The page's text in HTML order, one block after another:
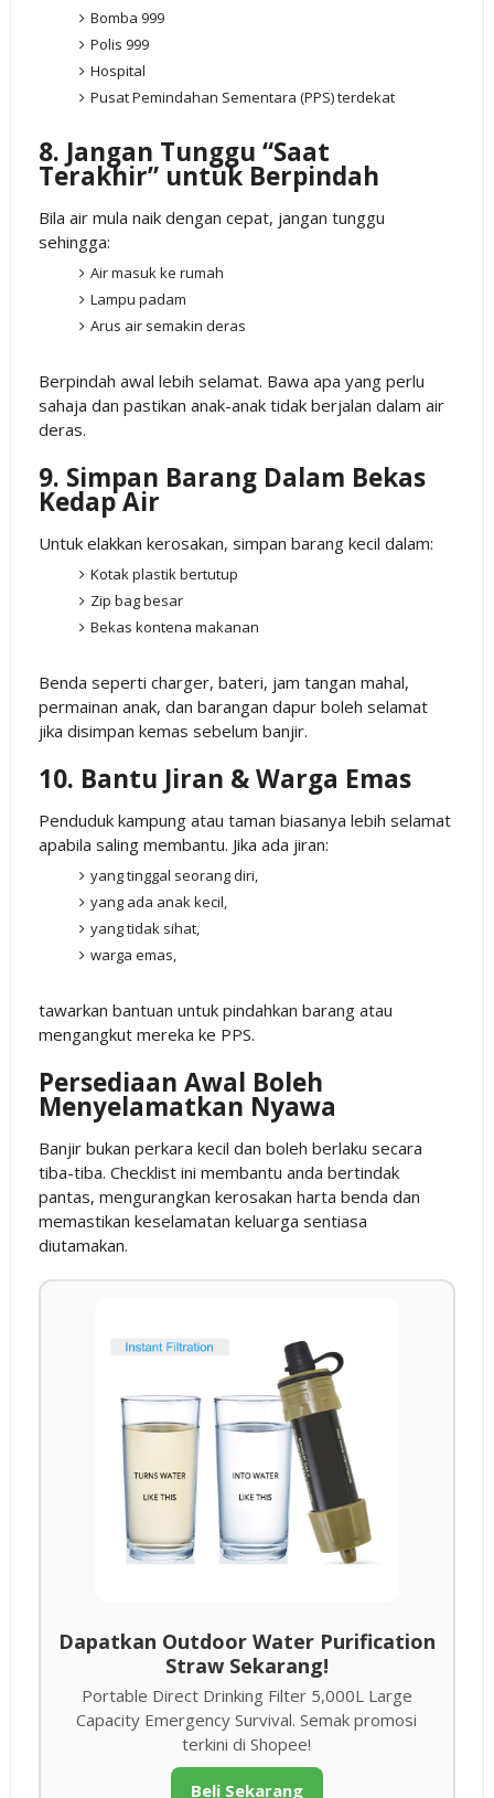
Bomba 999
Polis 999
Hospital
Pusat Pemindahan Sementara (PPS) terdekat
8. Jangan Tunggu “Saat
Terakhir” untuk Berpindah
Bila air mula naik dengan cepat, jangan tunggu
sehingga:
Air masuk ke rumah
Lampu padam
Arus air semakin deras
Berpindah awal lebih selamat. Bawa apa yang perlu
sahaja dan pastikan anak-anak tidak berjalan dalam air
deras.
9. Simpan Barang Dalam Bekas
Kedap Air
Untuk elakkan kerosakan, simpan barang kecil dalam:
Kotak plastik bertutup
Zip bag besar
Bekas kontena makanan
Benda seperti charger, bateri, jam tangan mahal,
permainan anak, dan barangan dapur boleh selamat
jika disimpan kemas sebelum banjir.
10. Bantu Jiran & Warga Emas
Penduduk kampung atau taman biasanya lebih selamat
apabila saling membantu. Jika ada jiran:
yang tinggal seorang diri,
yang ada anak kecil,
yang tidak sihat,
warga emas,
tawarkan bantuan untuk pindahkan barang atau
mengangkut mereka ke PPS.
Persediaan Awal Boleh
Menyelamatkan Nyawa
Banjir bukan perkara kecil dan boleh berlaku secara
tiba-tiba. Checklist ini membantu anda bertindak
pantas, mengurangkan kerosakan harta benda dan
memastikan keselamatan keluarga sentiasa
diutamakan.
Dapatkan Outdoor Water Purification
Straw Sekarang!
Portable Direct Drinking Filter 5,000L Large
Capacity Emergency Survival. Semak promosi
terkini di Shopee!
Beli Sekarang